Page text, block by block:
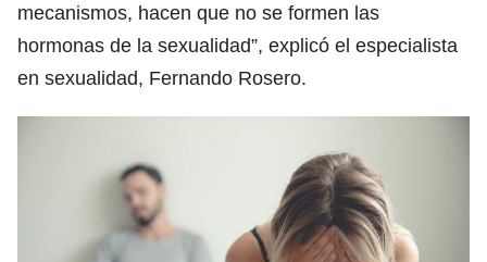
mecanismos, hacen que no se formen las
hormonas de la sexualidad”, explicó el especialista
en sexualidad, Fernando Rosero.